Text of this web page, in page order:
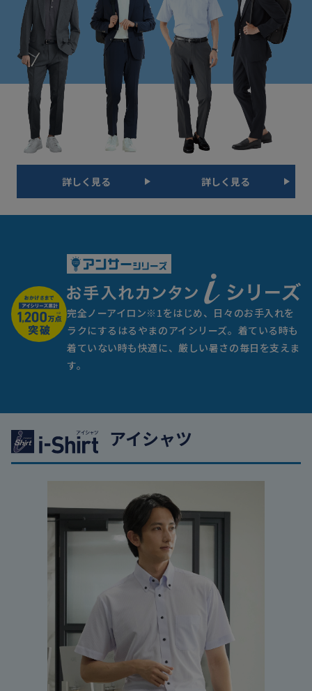
詳しく見る 詳しく見る
完全ノーアイロン※1をはじめ、日々のお手入れを
ラクにするはるやまのアイシリーズ。 着ている時も
着ていない時も快適に、厳しい暑さの毎日を支えま
す。
アイシャツ